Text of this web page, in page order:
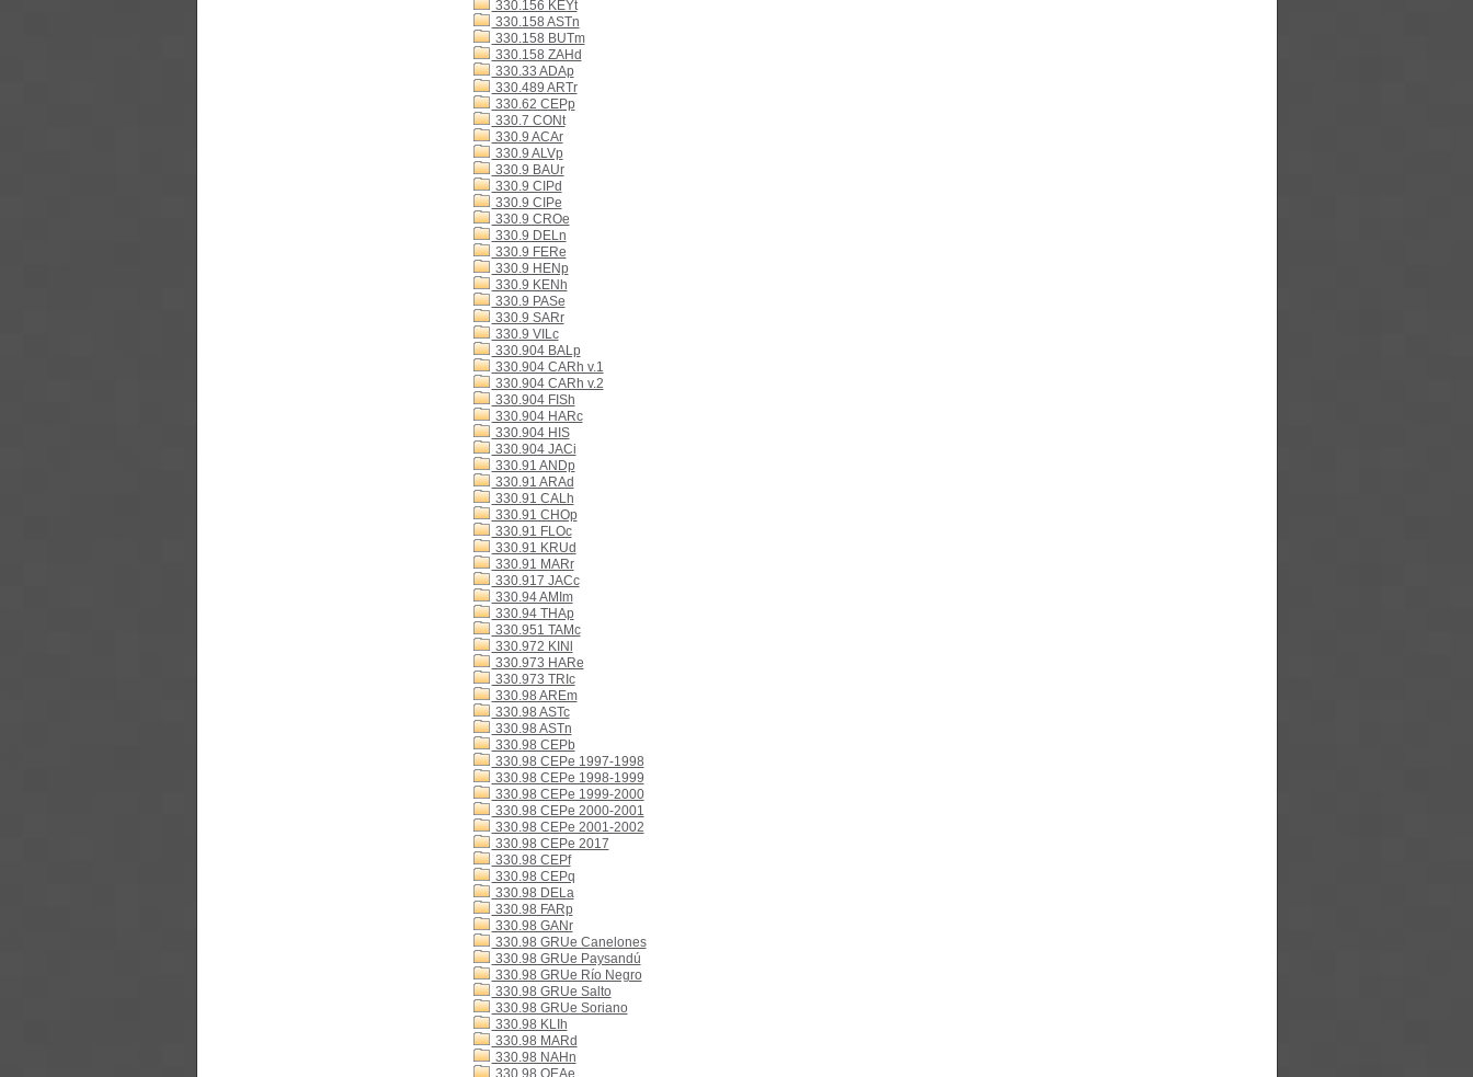
330.156 KEYt
330.158 ASTn
330.158 BUTm
330.158 ZAHd
330.33 ADAp
330.489 ARTr
330.62 CEPp
330.7 CONt
330.9 ACAr
330.9 ALVp
330.9 BAUr
330.9 CIPd
330.9 CIPe
330.9 CROe
330.9 DELn
330.9 FERe
330.9 HENp
330.9 KENh
330.9 PASe
330.9 SARr
330.9 VILc
330.904 BALp
330.904 CARh v.1
330.904 CARh v.2
330.904 FISh
330.904 HARc
330.904 HIS
330.904 JACi
330.91 ANDp
330.91 ARAd
330.91 CALh
330.91 CHOp
330.91 FLOc
330.91 KRUd
330.91 MARr
330.917 JACc
330.94 AMIm
330.94 THAp
330.951 TAMc
330.972 KINl
330.973 HARe
330.973 TRIc
330.98 AREm
330.98 ASTc
330.98 ASTn
330.98 CEPb
330.98 CEPe 1997-1998
330.98 CEPe 1998-1999
330.98 CEPe 1999-2000
330.98 CEPe 2000-2001
330.98 CEPe 2001-2002
330.98 CEPe 2017
330.98 CEPf
330.98 CEPq
330.98 DELa
330.98 FARp
330.98 GANr
330.98 GRUe Canelones
330.98 GRUe Paysandú
330.98 GRUe Río Negro
330.98 GRUe Salto
330.98 GRUe Soriano
330.98 KLIh
330.98 MARd
330.98 NAHn
330.98 OEAe